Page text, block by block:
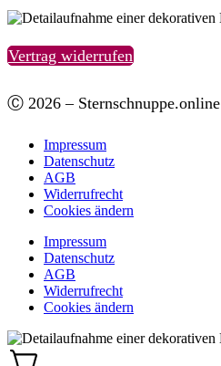
Vertrag widerrufen
Ⓒ 2026 – Sternschnuppe.online
Impressum
Datenschutz
AGB
Widerrufrecht
Cookies ändern
Impressum
Datenschutz
AGB
Widerrufrecht
Cookies ändern